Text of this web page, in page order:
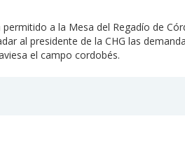
a la Mesa del Regadío de
al presidente de la CHG las
el campo cordobés.